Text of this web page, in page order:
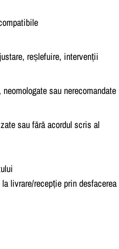
reșlefuire, intervenții
sau nerecomandate
sau fără acordul scris al
livrare/recepție prin desfacerea